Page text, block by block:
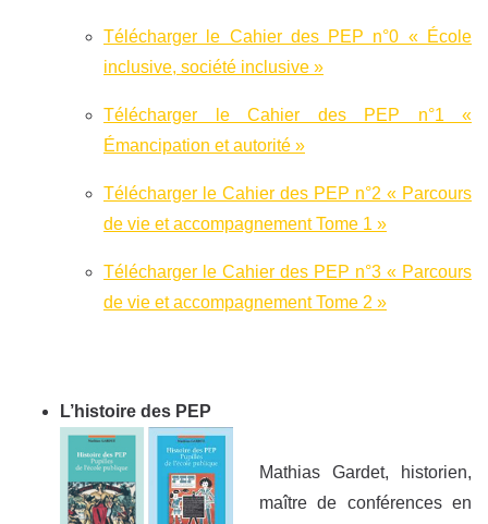
Télécharger le Cahier des PEP n°0 « École
inclusive, société inclusive »
Télécharger le Cahier des PEP n°1 «
Émancipation et autorité »
Télécharger le Cahier des PEP n°2 « Parcours
de vie et accompagnement Tome 1 »
Télécharger le Cahier des PEP n°3 « Parcours
de vie et accompagnement Tome 2 »
L’histoire des PEP
Mathias Gardet, historien,
maître de conférences en